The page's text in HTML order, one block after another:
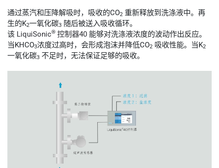
通过蒸汽和压降解吸时，吸收的CO2 重新释放到洗涤液中。再
生的K2一氧化碳3 随后被送入吸收循环。
该 LiquiSonic® 控制器40 能够对洗涤液浓度的波动作出反应。
当KHCO3浓度过高时，会形成泡沫并降低CO2 吸收性能。当K2
一氧化碳3 不足时，无法保证足够的吸收。